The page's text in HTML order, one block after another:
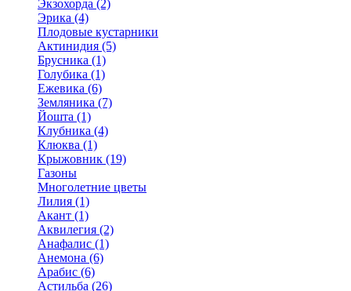
Экзохорда (2)
Эрика (4)
Плодовые кустарники
Актинидия (5)
Брусника (1)
Голубика (1)
Ежевика (6)
Земляника (7)
Йошта (1)
Клубника (4)
Клюква (1)
Крыжовник (19)
Газоны
Многолетние цветы
Лилия (1)
Акант (1)
Аквилегия (2)
Анафалис (1)
Анемона (6)
Арабис (6)
Астильба (26)